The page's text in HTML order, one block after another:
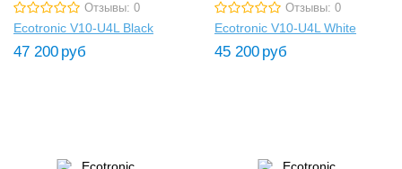
Отзывы: 0
Ecotronic V10-U4L Black
47 200 руб
Отзывы: 0
Ecotronic V10-U4L White
45 200 руб